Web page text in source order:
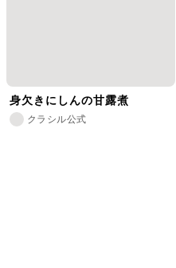
身欠きにしんの甘露煮
クラシル公式